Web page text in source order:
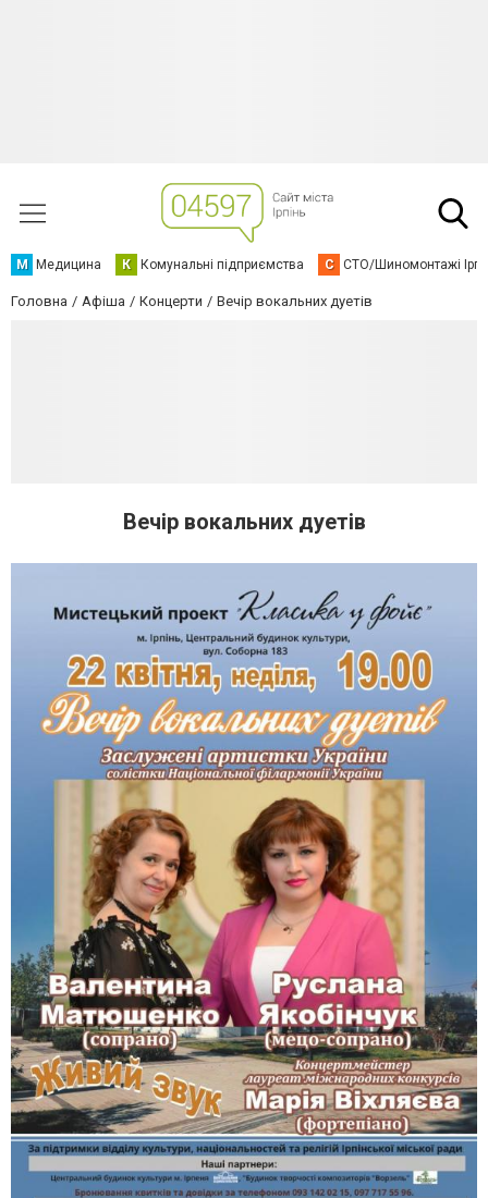
М Медицина К Комунальні підприємства С СТО/Шиномонтажі
Головна Афіша Концерти Вечір вокальних дуетів
Вечір вокальних дуетів